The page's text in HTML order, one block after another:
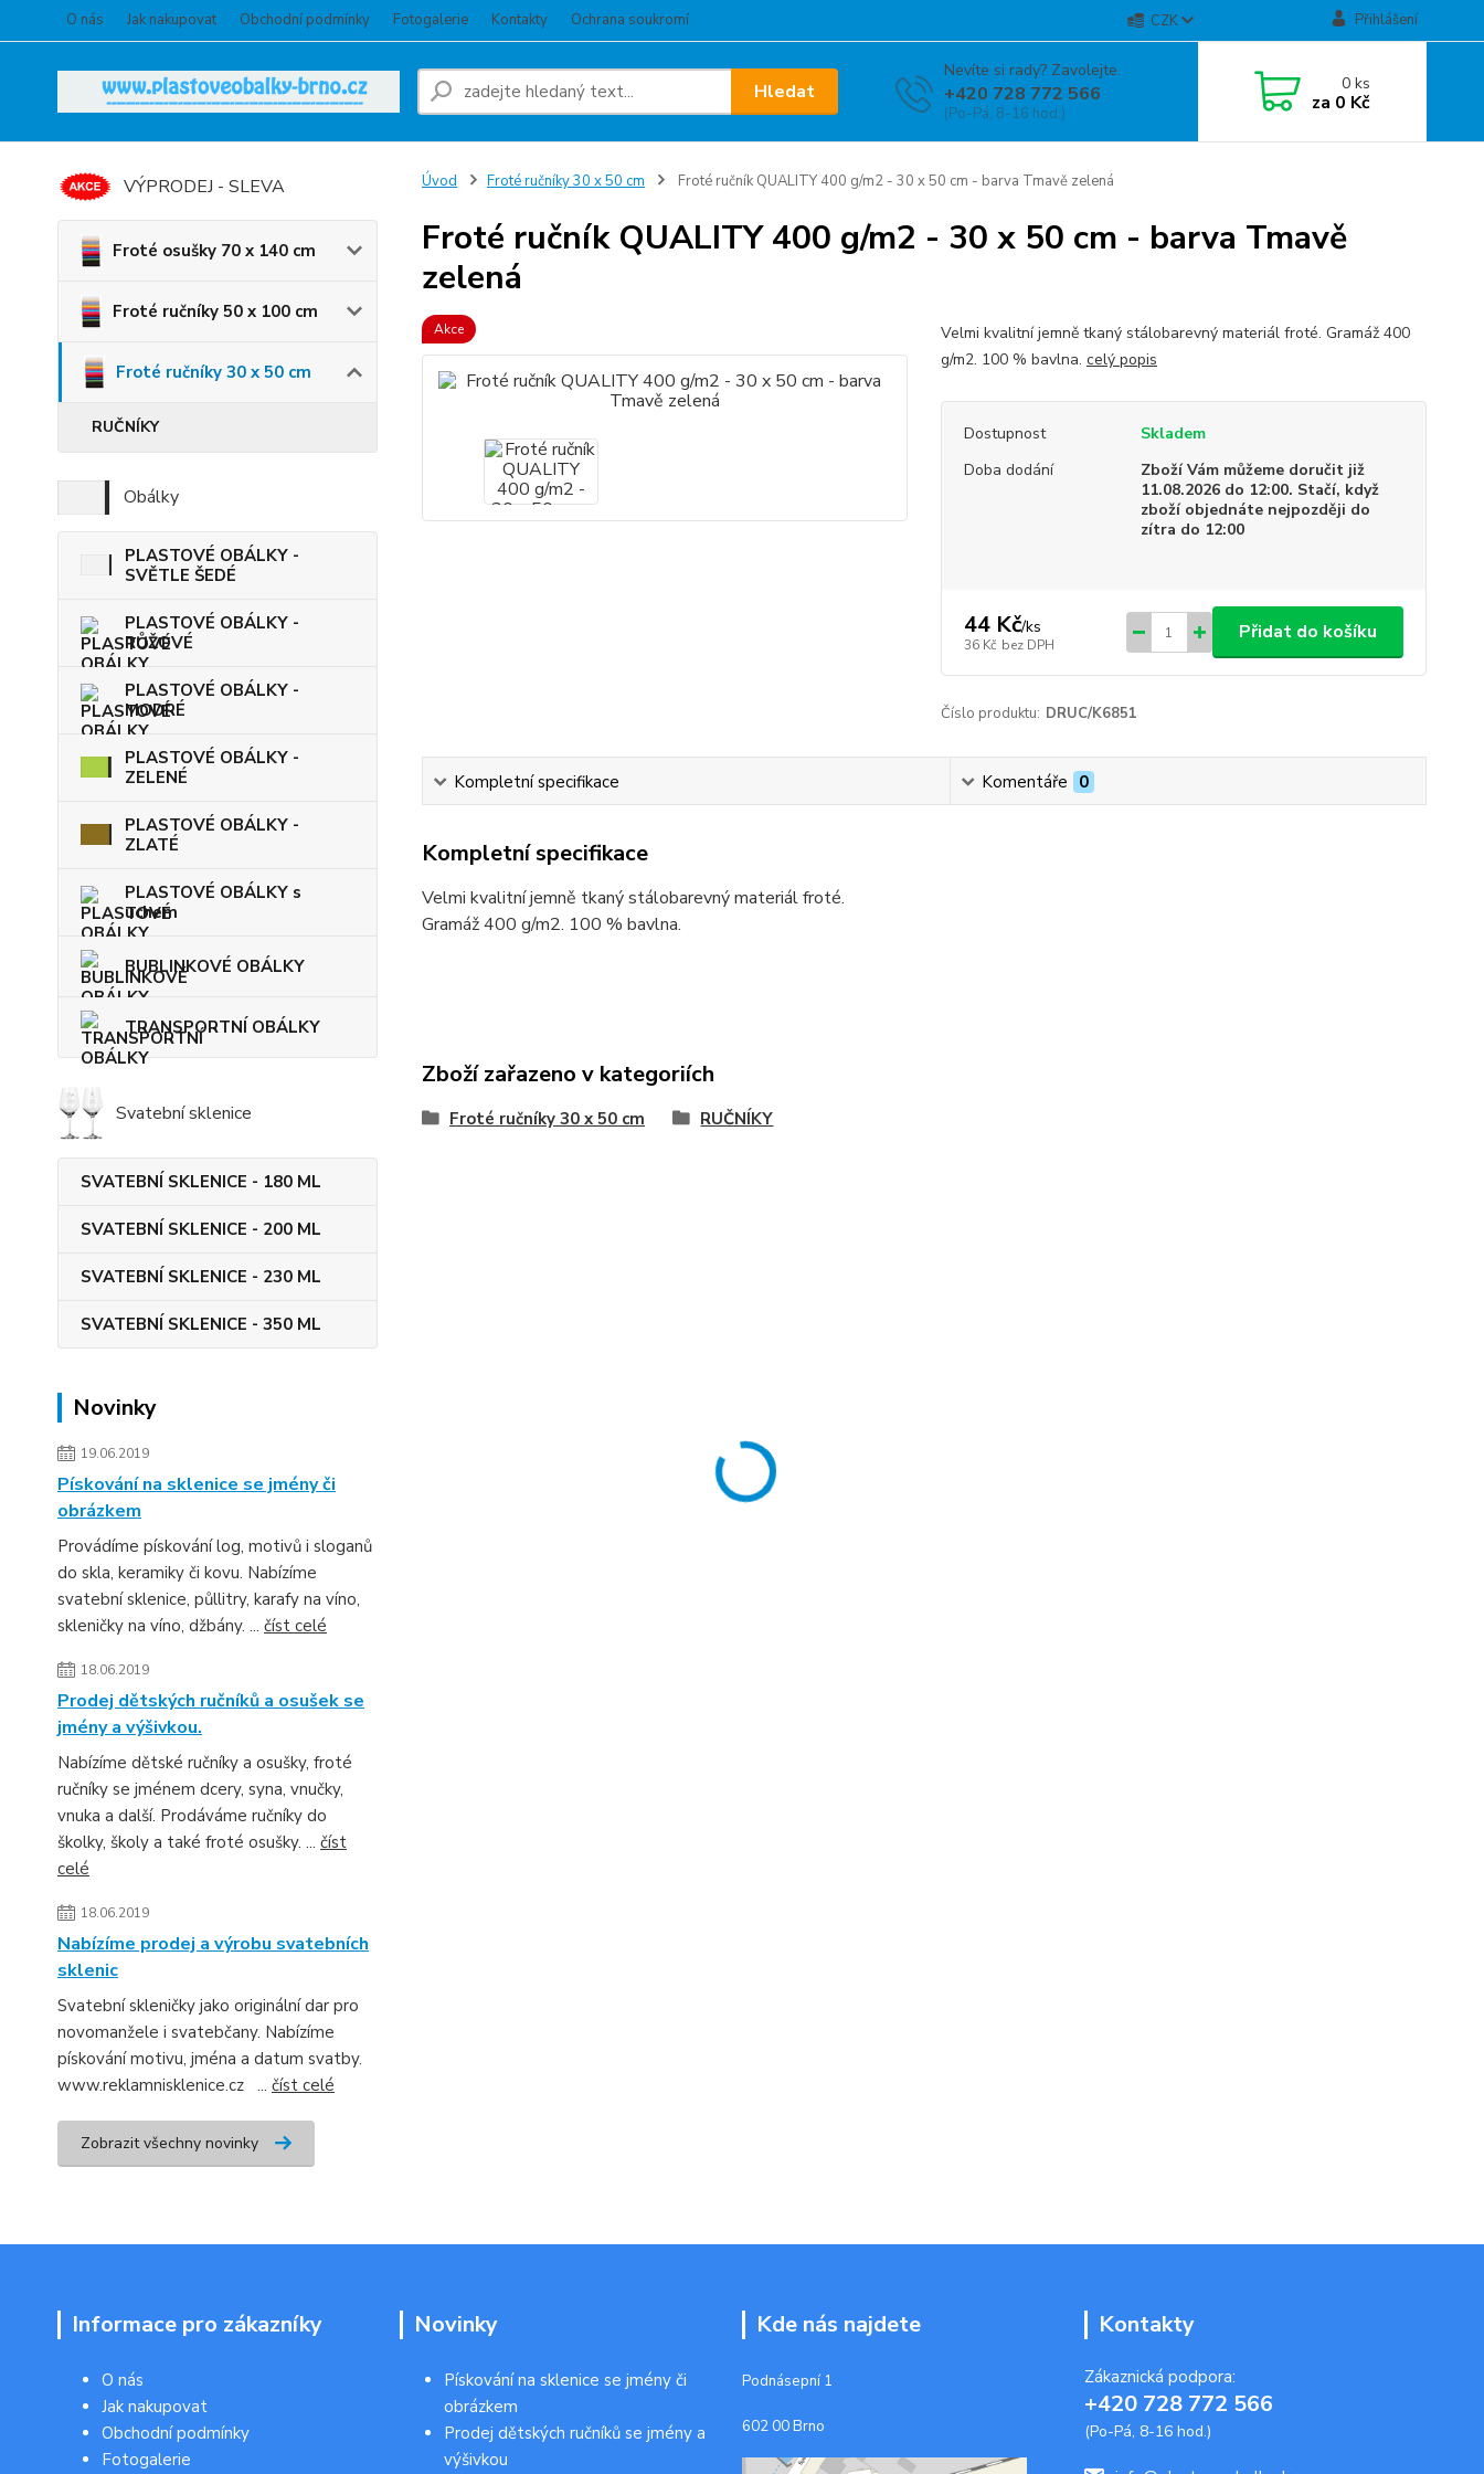
O nás Jak nakupovat Obchodní podmínky Fotogalerie Kontakty Ochrana soukromí CZK Přihlášení
Hledat
Nevíte si rady? Zavolejte.
+420 728 772 566
(Po-Pá, 8-16 hod.)
0ks
za 0 Kč
VÝPRODEJ - SLEVA
Froté osušky 70 x 140 cm
Froté ručníky 50 x 100 cm
Froté ručníky 30 x 50 cm
RUČNÍKY
Obálky
PLASTOVÉ OBÁLKY -
SVĚTLE ŠEDÉ
PLASTOVÉ OBÁLKY -
RŮŽOVÉ
PLASTOVÉ OBÁLKY -
MODRÉ
PLASTOVÉ OBÁLKY -
ZELENÉ
PLASTOVÉ OBÁLKY -
ZLATÉ
PLASTOVÉ OBÁLKY s
uchem
BUBLINKOVÉ OBÁLKY
TRANSPORTNÍ OBÁLKY
Svatební sklenice
SVATEBNÍ SKLENICE - 180 ML
SVATEBNÍ SKLENICE - 200 ML
SVATEBNÍ SKLENICE - 230 ML
SVATEBNÍ SKLENICE - 350 ML
Novinky
19.06.2019
Pískování na sklenice se jmény či
obrázkem
Provádíme pískování log, motivů i sloganů
do skla, keramiky či kovu. Nabízíme
svatební sklenice, půllitry, karafy na víno,
skleničky na víno, džbány. ... číst celé
18.06.2019
Prodej dětských ručníků a osušek se
jmény a výšivkou.
Nabízíme dětské ručníky a osušky, froté
ručníky se jménem dcery, syna, vnučky,
vnuka a další. Prodáváme ručníky do
školky, školy a také froté osušky. ... číst
celé
18.06.2019
Nabízíme prodej a výrobu svatebních
sklenic
Svatební skleničky jako originální dar pro
novomanžele i svatebčany. Nabízíme
pískování motivu, jména a datum svatby.
www.reklamnisklenice.cz ... číst celé
Zobrazit všechny novinky
Úvod Froté ručníky 30 x 50 cm Froté ručník QUALITY 400 g/m2 - 30 x 50 cm - barva Tmavě zelená
Froté ručník QUALITY 400 g/m2 - 30 x 50 cm - barva Tmavě
zelená
Akce
Velmi kvalitní jemně tkaný stálobarevný materiál froté. Gramáž 400
g/m2. 100 % bavlna. celý popis
Dostupnost
Skladem
Doba dodání
Zboží Vám můžeme doručit již
11.08.2026 do 12:00. Stačí, když
zboží objednáte nejpozději do
zítra do 12:00
44 Kč/ks
36 Kč bez DPH
Přidat do košíku
Číslo produktu: DRUC/K6851
Kompletní specifikace Komentáře 0
Kompletní specifikace
Velmi kvalitní jemně tkaný stálobarevný materiál froté.
Gramáž 400 g/m2. 100 % bavlna.
Zboží zařazeno v kategoriích
Froté ručníky 30 x 50 cm RUČNÍKY
Informace pro zákazníky
O nás
Jak nakupovat
Obchodní podmínky
Fotogalerie
Novinky
Pískování na sklenice se jmény či
obrázkem
Prodej dětských ručníků se jmény a
výšivkou
Kde nás najdete
Podnásepní 1
602 00 Brno
Kontakty
Zákaznická podpora:
+420 728 772 566
(Po-Pá, 8-16 hod.)